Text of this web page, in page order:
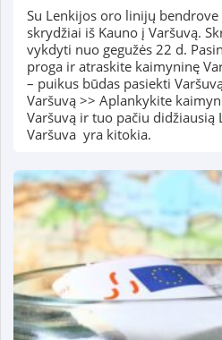
Su Lenkijos oro linijų bendrove
skrydžiai iš Kauno į Varšuvą.
vykdyti nuo gegužės 22 d.
proga ir atraskite kaimyninę
– puikus būdas pasiekti
Varšuvą >> Aplankykite
Varšuvą ir tuo pačiu didžiausią
Varšuva yra kitokia.